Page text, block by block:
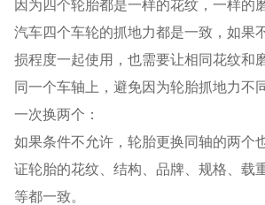
因为四个轮胎都是一样的花纹，一样的
汽车四个车轮的抓地力都是一致，如果
损程度一起使用，也需要让相同花纹和
同一个车轴上，避免因为轮胎抓地力不
一次换两个：
如果条件不允许，轮胎更换同轴的两个
证轮胎的花纹、结构、品牌、规格、载
等都一致。